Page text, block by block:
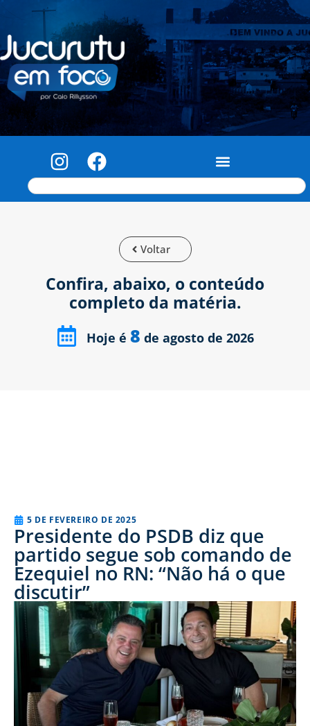
Voltar
Confira, abaixo, o conteúdo
completo da matéria.
Hoje é 8 de agosto de 2026
5 DE FEVEREIRO DE 2025
Presidente do PSDB diz que
partido segue sob comando de
Ezequiel no RN: “Não há o que
discutir”